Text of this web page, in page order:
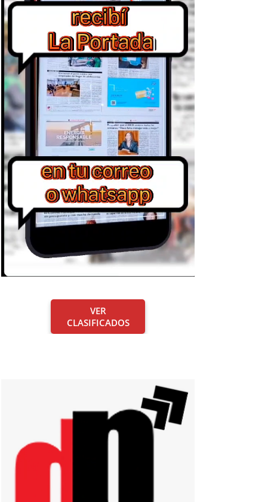
VER
CLASIFICADOS